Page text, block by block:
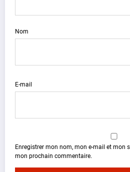
Nom
E-mail
Enregistrer mon nom, mon e-mail et mon
mon prochain commentaire.